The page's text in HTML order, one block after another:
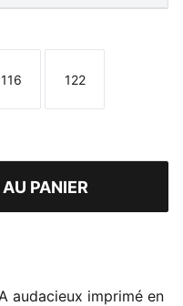
Taille
116
Taille
122
PANIER
audacieux imprimé en